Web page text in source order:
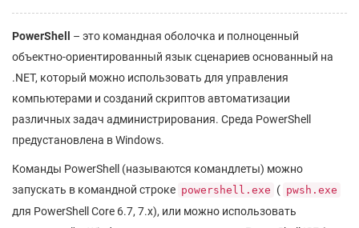
PowerShell
– это командная оболочка и полноценный
объектно-ориентированный язык сценариев основанный на
.NET, который можно использовать для управления
компьютерами и созданий скриптов автоматизации
различных задач администрирования. Среда PowerShell
предустановлена в Windows.
Команды PowerShell (называются командлеты) можно
запускать в командной строке powershell.exe ( pwsh.exe
для PowerShell Core 6.7, 7.x), или можно использовать